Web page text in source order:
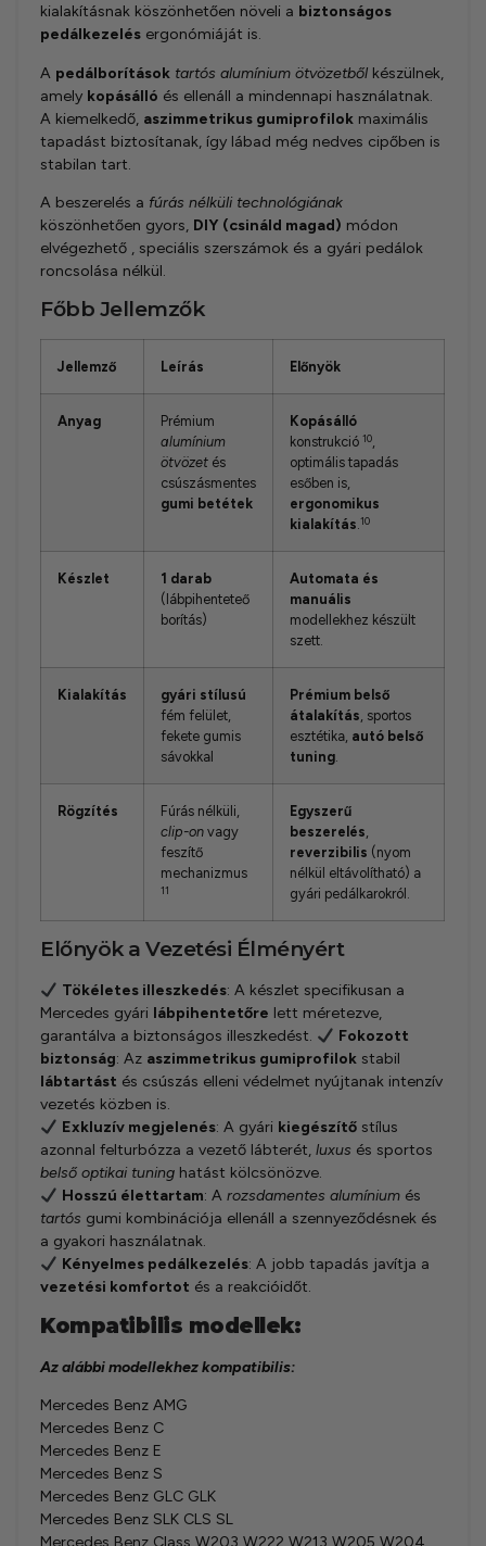
kialakításnak köszönhetően növeli a biztonságos
pedálkezelés ergonómiáját is.
A pedálborítások tartós alumínium ötvözetből készülnek,
amely kopásálló és ellenáll a mindennapi használatnak.
A kiemelkedő, aszimmetrikus gumiprofilok maximális
tapadást biztosítanak, így lábad még nedves cipőben is
stabilan tart.
A beszerelés a fúrás nélküli technológiának
köszönhetően gyors, DIY (csináld magad) módon
elvégezhető , speciális szerszámok és a gyári pedálok
roncsolása nélkül.
Főbb Jellemzők
Jellemző Leírás Előnyök
Anyag
Prémium
alumínium
ötvözet és
csúszásmentes
gumi betétek
Kopásálló
konstrukció10,
optimális tapadás
esőben is,
ergonomikus
kialakítás.10
Készlet
1 darab
(lábpihenteteő
borítás)
Automata és
manuális
modellekhez készült
szett.
Kialakítás
gyári stílusú
fém felület,
fekete gumis
sávokkal
Prémium belső
átalakítás, sportos
esztétika, autó belső
tuning.
Rögzítés
Fúrás nélküli,
clip-on vagy
feszítő
mechanizmus
11
Egyszerű
beszerelés,
reverzibilis (nyom
nélkül eltávolítható) a
gyári pedálkarokról.
Előnyök a Vezetési Élményért
Tökéletes illeszkedés: A készlet specifikusan a
Mercedes gyári lábpihentetőre lett méretezve,
garantálva a biztonságos illeszkedést.
Fokozott
biztonság: Az aszimmetrikus gumiprofilok stabil
lábtartást és csúszás elleni védelmet nyújtanak intenzív
vezetés közben is.
Exkluzív megjelenés: A gyári kiegészítő stílus
azonnal felturbózza a vezető lábterét,luxus és sportos
belső optikai tuning hatást kölcsönözve.
Hosszú élettartam: Arozsdamentes alumínium és
tartós gumi kombinációja ellenáll a szennyeződésnek és
a gyakori használatnak.
Kényelmes pedálkezelés: A jobb tapadás javítja a
vezetési komfortot és a reakcióidőt.
Kompatibilis modellek:
Az alábbi modellekhez kompatibilis:
Mercedes Benz AMG
Mercedes Benz C
Mercedes Benz E
Mercedes Benz S
Mercedes Benz GLC GLK
Mercedes Benz SLK CLS SL